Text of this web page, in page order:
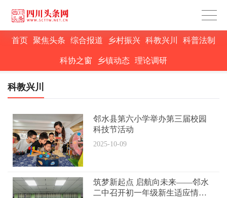
首页 聚焦头条 综合报道 乡村振兴 科教兴川 科普法制
科协之窗 乡镇动态 理论调研
科教兴川
邻水县第六小学举办第三届校园
科技节活动
2025-10-09
筑梦新起点 启航向未来——邻水
二中召开初一年级新生适应情况